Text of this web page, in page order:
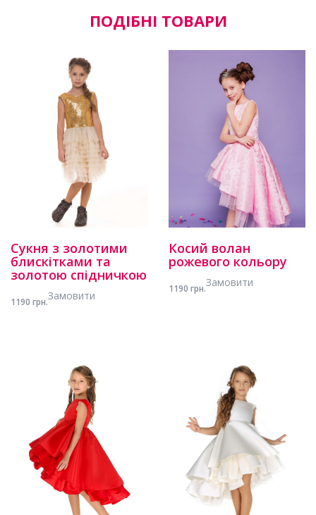
ПОДІБНІ ТОВАРИ
Сукня з золотими
блискітками та
золотою спідничкою
1190 грн.Замовити
Косий волан
рожевого кольору
1190 грн.Замовити